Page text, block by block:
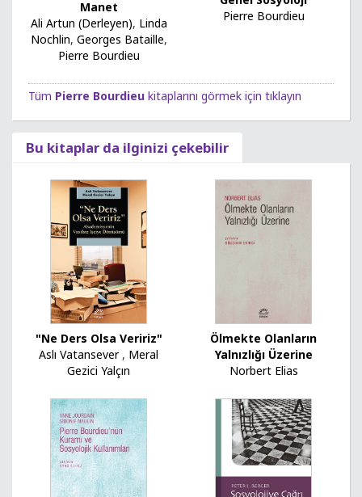
Manet
Ali Artun (Derleyen), Linda
Nochlin, Georges Bataille,
Pierre Bourdieu
Pierre Bourdieu
Tüm Pierre Bourdieu kitaplarını görmek için tıklayın
Bu kitaplar da ilginizi çekebilir
"Ne Ders Olsa Veririz"
Aslı Vatansever, Meral
Gezici Yalçın
Ölmekte Olanların
Yalnızlığı Üzerine
Norbert Elias